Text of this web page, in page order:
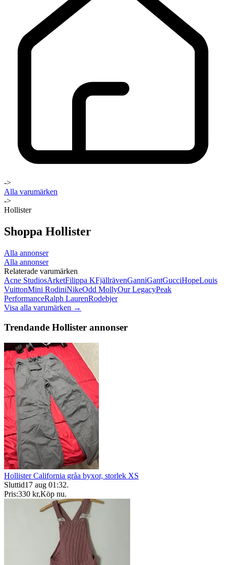
->
Alla varumärken
->
Hollister
Shoppa Hollister
Alla annonser
Alla annonser
Relaterade varumärken
Acne StudiosArketFilippa KFjällrävenGanniGantGucciHopeLouis
VuittonMini RodiniNikeOdd MollyOur LegacyPeak
PerformanceRalph LaurenRodebjer
Visa alla varumärken →
Trendande Hollister annonser
Hollister California gråa byxor, storlek XS
Sluttid17 aug 01:32.
Pris:330 kr,Köp nu.